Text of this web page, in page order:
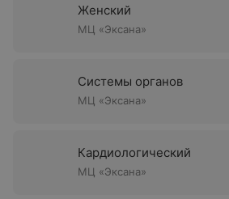
Женский
МЦ «Эксана»
Системы органов
МЦ «Эксана»
Кардиологический
МЦ «Эксана»